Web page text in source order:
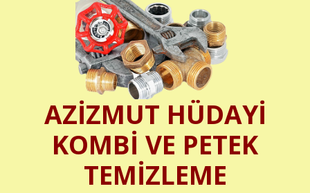
AZİZMUT HÜDAYİ
KOMBİ VE PETEK
TEMİZLEME